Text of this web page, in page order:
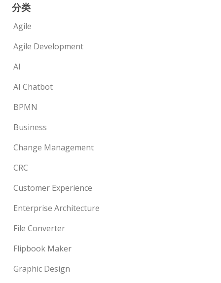
分类
Agile
Agile Development
AI
AI Chatbot
BPMN
Business
Change Management
CRC
Customer Experience
Enterprise Architecture
File Converter
Flipbook Maker
Graphic Design